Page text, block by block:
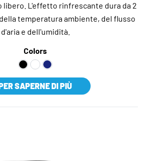
libero. L'effetto rinfrescante dura da 2
temperatura ambiente, del flusso
d'aria e dell'umidità.
Colors
SAPERNE DI PIÙ